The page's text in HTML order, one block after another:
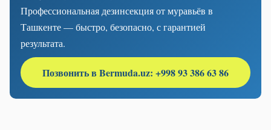
Профессиональная дезинсекция от муравьёв в
Ташкенте — быстро, безопасно, с гарантией
результата.
Позвонить в Bermuda.uz: +998 93 386 63 86